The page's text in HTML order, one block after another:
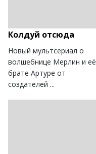
Колдуй отсюда
Новый мультсериал о
волшебнице Мерлин и её
брате Артуре от
создателей ...